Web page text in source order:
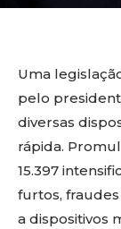
Uma
pelo
diversas
rápida.
15.397
furtos,
a dispositivos